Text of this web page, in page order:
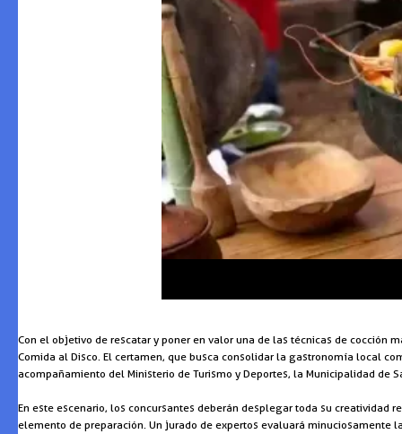
Con el objetivo de rescatar y poner en valor una de las técnicas de cocción
Comida al Disco. El certamen, que busca consolidar la gastronomía local
acompañamiento del Ministerio de Turismo y Deportes, la Municipalidad de
En este escenario, los concursantes deberán desplegar toda su
elemento de preparación. Un jurado de expertos evaluará